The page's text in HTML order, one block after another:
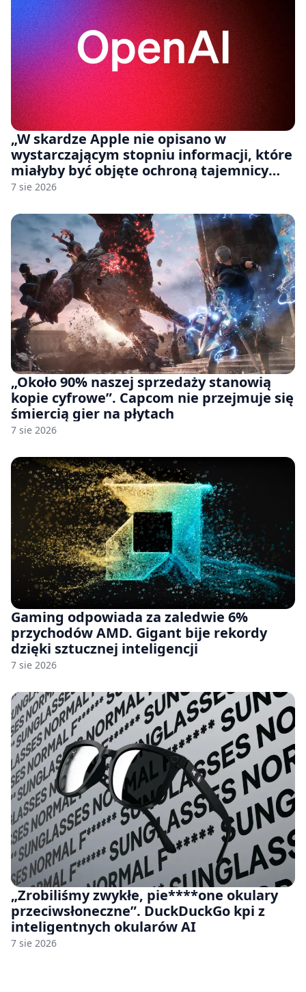
„W skardze Apple nie opisano w
wystarczającym stopniu informacji, które
miałyby być objęte ochroną tajemnicy
handlowej”. OpenAI żąda odrzucenia
7 sie 2026
„Około 90% naszej sprzedaży stanowią
kopie cyfrowe”. Capcom nie przejmuje się
śmiercią gier na płytach
7 sie 2026
Gaming odpowiada za zaledwie 6%
przychodów AMD. Gigant bije rekordy
dzięki sztucznej inteligencji
7 sie 2026
„Zrobiliśmy zwykłe, pie****one okulary
przeciwsłoneczne”. DuckDuckGo kpi z
inteligentnych okularów AI
7 sie 2026